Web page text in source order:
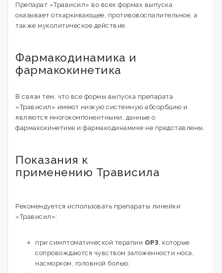
Препарат «Трависил» во всех формах выпуска
оказывает отхаркивающее, противовоспалительное, а
также муколитическое действие.
Фармакодинамика и
фармакокинетика
В связи тем, что все формы выпуска препарата
«Трависил» имеют низкую системную абсорбцию и
являются многокомпонентными, данные о
фармакокинетике и фармакодинамике не представлены.
Показания к
применению Трависила
Рекомендуется использовать препараты линейки
«Трависил»:
при симптоматической терапии ОРЗ , которые
сопровождаются чувством заложенности носа,
насморком, головной болью;